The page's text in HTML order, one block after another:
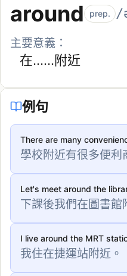
around prep. /
主要意義：
在……附近
例句
There are many
學校附近有很多便利
Let's meet around the
下課後我們在圖書館
I live around the MRT
我住在捷運站附近。